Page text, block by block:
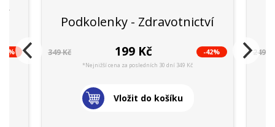
Podkolenky - Zdravotnictví
349 Kč 199 Kč -42%
*Nejnižší cena za posledních 30 dní 349 Kč
Vložit do košíku
249